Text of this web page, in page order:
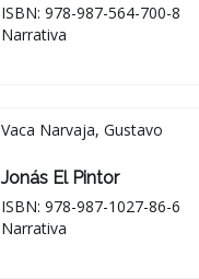
ISBN: 978-987-564-700-8
Narrativa
Vaca Narvaja, Gustavo
Jonás El Pintor
ISBN: 978-987-1027-86-6
Narrativa